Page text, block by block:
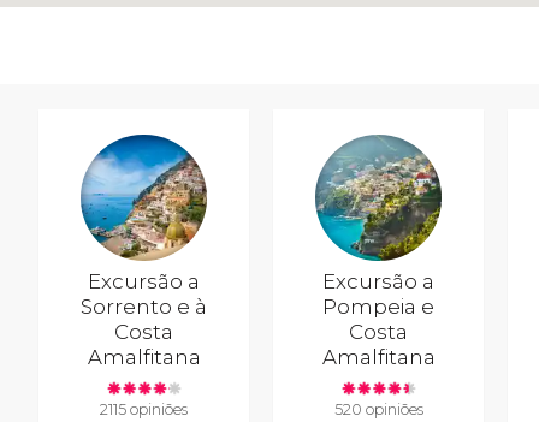
Excursão a
Sorrento e à
Costa
Amalfitana
2115 opiniões
Excursão a
Pompeia e
Costa
Amalfitana
520 opiniões